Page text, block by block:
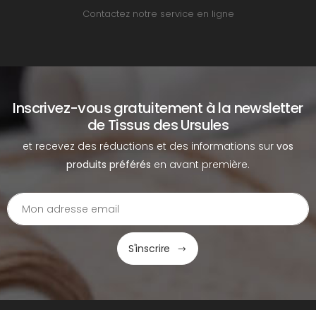
Contactez notre service en ligne
Inscrivez-vous gratuitement à la newsletter
de Tissus des Ursules
et recevez des réductions et des informations sur vos
produits préférés en avant première.
S'inscrire